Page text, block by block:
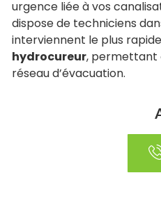
urgence liée à vos
dispose de techniciens
interviennent le plus
hydrocureur, permettant
réseau d’évacuation.